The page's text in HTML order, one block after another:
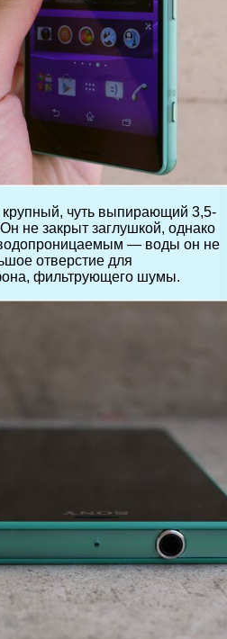
чуть выпирающий 3,5-
не закрыт заглушкой, однако
— воды он не
отверстие для
фильтрующего шумы.